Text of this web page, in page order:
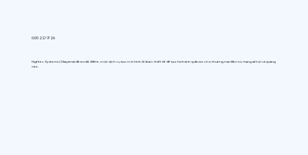
0:00 22/7/26
Hightec Systems (Okayama) đã ra mắt AIfitte, một dịch vụ tạo mô hình AI được thiết kế để tạo hình ảnh quần áo cho thương mại điện tử, mạng xã hội và quảng
cáo.